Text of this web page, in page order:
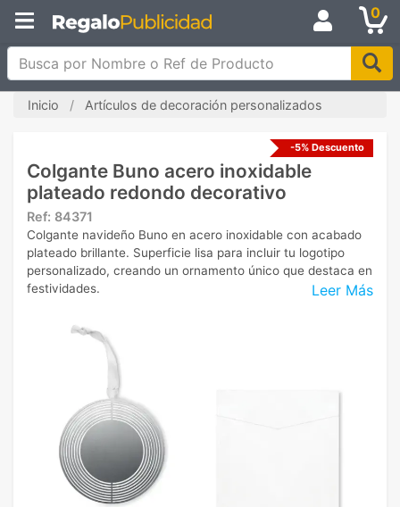
0
Busca por Nombre o Ref de Producto
Inicio Artículos de decoración personalizados
-5% Descuento
Colgante Buno acero inoxidable
plateado redondo decorativo
Ref: 84371
Leer Más
Colgante navideño Buno en acero inoxidable con acabado
plateado brillante. Superficie lisa para incluir tu logotipo
personalizado, creando un ornamento único que destaca en
festividades.